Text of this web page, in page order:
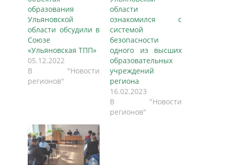
образования
Ульяновской
области обсудили в
Союзе
«Ульяновская ТПП»
05.12.2022
В "Новости
регионов"
области
ознакомился с
системой
безопасности
одного из высших
образовательных
учреждений
региона
16.02.2023
В "Новости
регионов"